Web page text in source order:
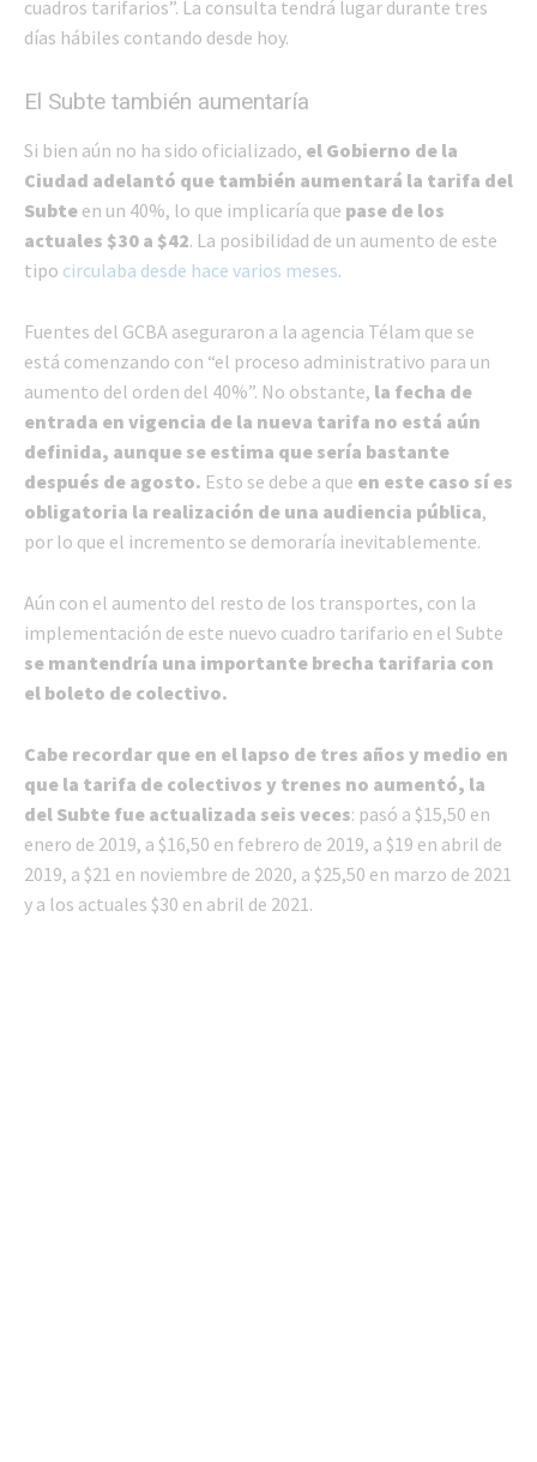
cuadros tarifarios”. La consulta tendrá lugar durante tres
días hábiles contando desde hoy.
El Subte también aumentaría
Si bien aún no ha sido oficializado, el Gobierno de la
Ciudad adelantó que también aumentará la tarifa del
Subte en un 40%, lo que implicaría que pase de los
actuales $30 a $42. La posibilidad de un aumento de este
tipo circulaba desde hace varios meses.
Fuentes del GCBA aseguraron a la agencia Télam que se
está comenzando con “el proceso administrativo para un
aumento del orden del 40%”. No obstante, la fecha de
entrada en vigencia de la nueva tarifa no está aún
definida, aunque se estima que sería bastante
después de agosto. Esto se debe a que en este caso sí es
obligatoria la realización de una audiencia pública,
por lo que el incremento se demoraría inevitablemente.
Aún con el aumento del resto de los transportes, con la
implementación de este nuevo cuadro tarifario en el Subte
se mantendría una importante brecha tarifaria con
el boleto de colectivo.
Cabe recordar que en el lapso de tres años y medio en
que la tarifa de colectivos y trenes no aumentó, la
del Subte fue actualizada seis veces: pasó a $15,50 en
enero de 2019, a $16,50 en febrero de 2019, a $19 en abril de
2019, a $21 en noviembre de 2020, a $25,50 en marzo de 2021
y a los actuales $30 en abril de 2021.